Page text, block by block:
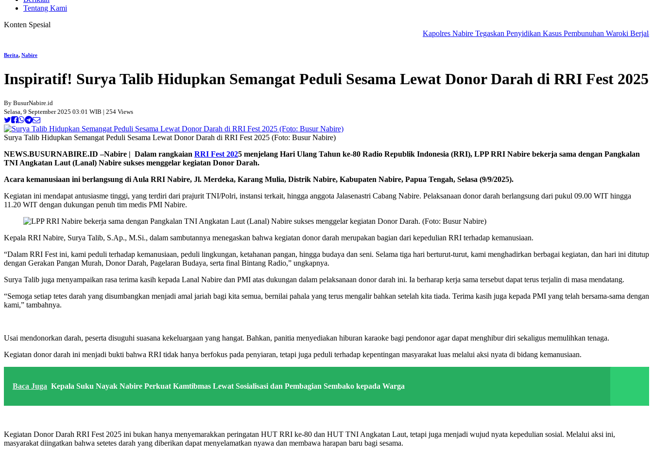
Tentang Kami
Konten Spesial
Kapolres Nabire Tegaskan Penyidikan Kasus Pembunuhan Waroki Berjalan
Berita, Nabire
Inspiratif! Surya Talib Hidupkan Semangat Peduli Sesama Lewat Donor Darah di RRI Fest 2025
By BusurNabire.id
Selasa, 9 September 2025 03:01 WIB | 254 Views
Surya Talib Hidupkan Semangat Peduli Sesama Lewat Donor Darah di RRI Fest 2025 (Foto: Busur Nabire)
NEWS.BUSURNABIRE.ID –Nabire | Dalam rangkaian RRI Fest 2025 menjelang Hari Ulang Tahun ke-80 Radio Republik Indonesia (RRI), LPP RRI Nabire bekerja sama dengan Pangkalan
TNI Angkatan Laut (Lanal) Nabire sukses menggelar kegiatan Donor Darah.
Acara kemanusiaan ini berlangsung di Aula RRI Nabire, Jl. Merdeka, Karang Mulia, Distrik Nabire, Kabupaten Nabire, Papua Tengah, Selasa (9/9/2025).
Kegiatan ini mendapat antusiasme tinggi, yang terdiri dari prajurit TNI/Polri, instansi terkait, hingga anggota Jalasenastri Cabang Nabire. Pelaksanaan donor darah berlangsung dari pukul 09.00 WIT hingga
11.20 WIT dengan dukungan penuh tim medis PMI Nabire.
Kepala RRI Nabire, Surya Talib, S.Ap., M.Si., dalam sambutannya menegaskan bahwa kegiatan donor darah merupakan bagian dari kepedulian RRI terhadap kemanusiaan.
“Dalam RRI Fest ini, kami peduli terhadap kemanusiaan, peduli lingkungan, ketahanan pangan, hingga budaya dan seni. Selama tiga hari berturut-turut, kami menghadirkan berbagai kegiatan, dan hari ini ditutup
dengan Gerakan Pangan Murah, Donor Darah, Pagelaran Budaya, serta final Bintang Radio,” ungkapnya.
Surya Talib juga menyampaikan rasa terima kasih kepada Lanal Nabire dan PMI atas dukungan dalam pelaksanaan donor darah ini. Ia berharap kerja sama tersebut dapat terus terjalin di masa mendatang.
“Semoga setiap tetes darah yang disumbangkan menjadi amal jariah bagi kita semua, bernilai pahala yang terus mengalir bahkan setelah kita tiada. Terima kasih juga kepada PMI yang telah bersama-sama dengan
kami,” tambahnya.
Usai mendonorkan darah, peserta disuguhi suasana kekeluargaan yang hangat. Bahkan, panitia menyediakan hiburan karaoke bagi pendonor agar dapat menghibur diri sekaligus memulihkan tenaga.
Kegiatan donor darah ini menjadi bukti bahwa RRI tidak hanya berfokus pada penyiaran, tetapi juga peduli terhadap kepentingan masyarakat luas melalui aksi nyata di bidang kemanusiaan.
Baca Juga Kepala Suku Nayak Nabire Perkuat Kamtibmas Lewat Sosialisasi dan Pembagian Sembako kepada Warga
Kegiatan Donor Darah RRI Fest 2025 ini bukan hanya menyemarakkan peringatan HUT RRI ke-80 dan HUT TNI Angkatan Laut, tetapi juga menjadi wujud nyata kepedulian sosial. Melalui aksi ini,
masyarakat diingatkan bahwa setetes darah yang diberikan dapat menyelamatkan nyawa dan membawa harapan baru bagi sesama.